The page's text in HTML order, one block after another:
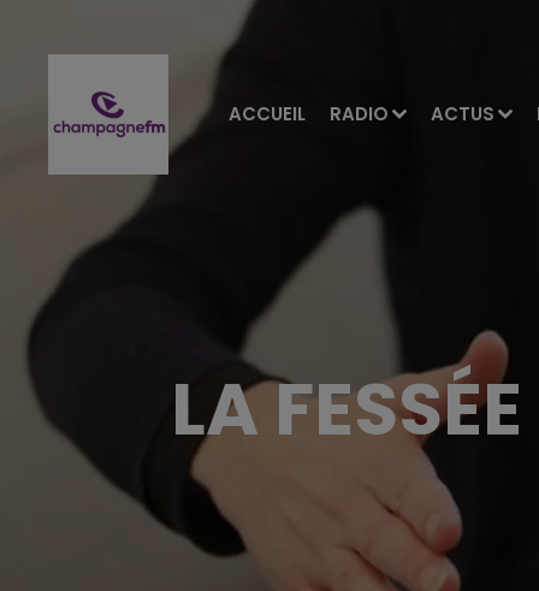
ACCUEIL RADIO ACTUS
LA